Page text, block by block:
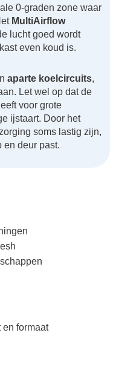
0-graden zone waar
MultiAirflow
lucht goed wordt
even koud is.
aparte koelcircuits,
Let wel op dat de
voor grote
ijstaart. Door het
soms lastig zijn,
en deur past.
en formaat